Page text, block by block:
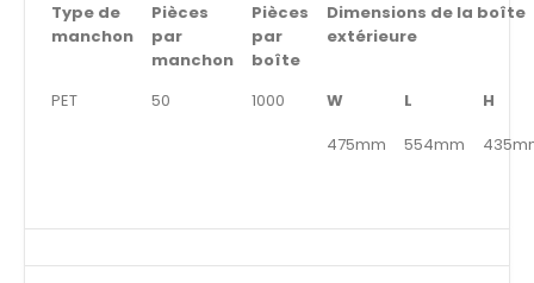
Type de
manchon
Pièces
par
manchon
Pièces
par
boîte
Dimensions de la boîte
extérieure
PET 50 1000 W L
H
475mm
554mm